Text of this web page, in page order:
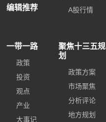
编辑推荐 A股行情
一带一路
政策
投资
观点
产业
大事记
聚焦十三五规
划
政策方案
市场聚焦
分析评论
地方规划